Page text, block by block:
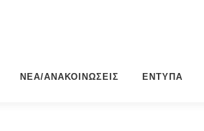
ΝΈΑ/ΑΝΑΚΟΙΝΏΣΕΙΣ ΈΝΤΥΠΑ